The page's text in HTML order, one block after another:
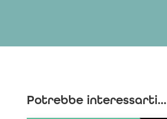
Potrebbe interessarti...